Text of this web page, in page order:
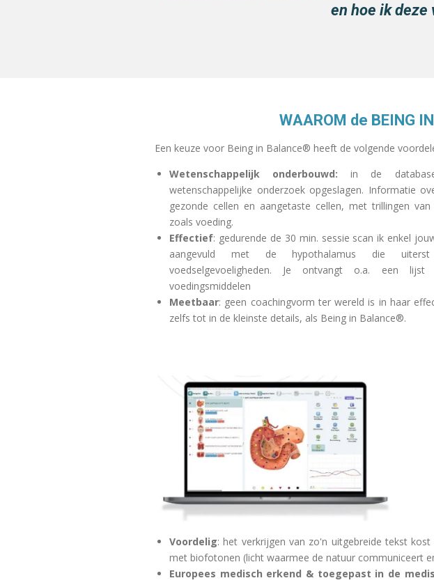
en hoe ik deze
WAAROM de BEING
Een keuze voor Being in Balance® heeft de volgende
Wetenschappelijk onderbouwd:in de
wetenschappelijke onderzoek opgeslagen. Informatie
gezonde cellen en aangetaste cellen, met trillingen
zoals voeding.
Effectief: gedurende de 30 min. sessie scan ik enkel
aangevuld met de hypothalamus die
voedselgevoeligheden. Je ontvangt o.a. een
voedingsmiddelen
Meetbaar: geen coachingvorm ter wereld is in haar
zelfs tot in de kleinste details, als Being in Balance®.
Voordelig: het verkrijgen van zo'n uitgebreide tekst
met biofotonen (licht waarmee de natuur communiceert
Europees medisch erkend & toegepast in de